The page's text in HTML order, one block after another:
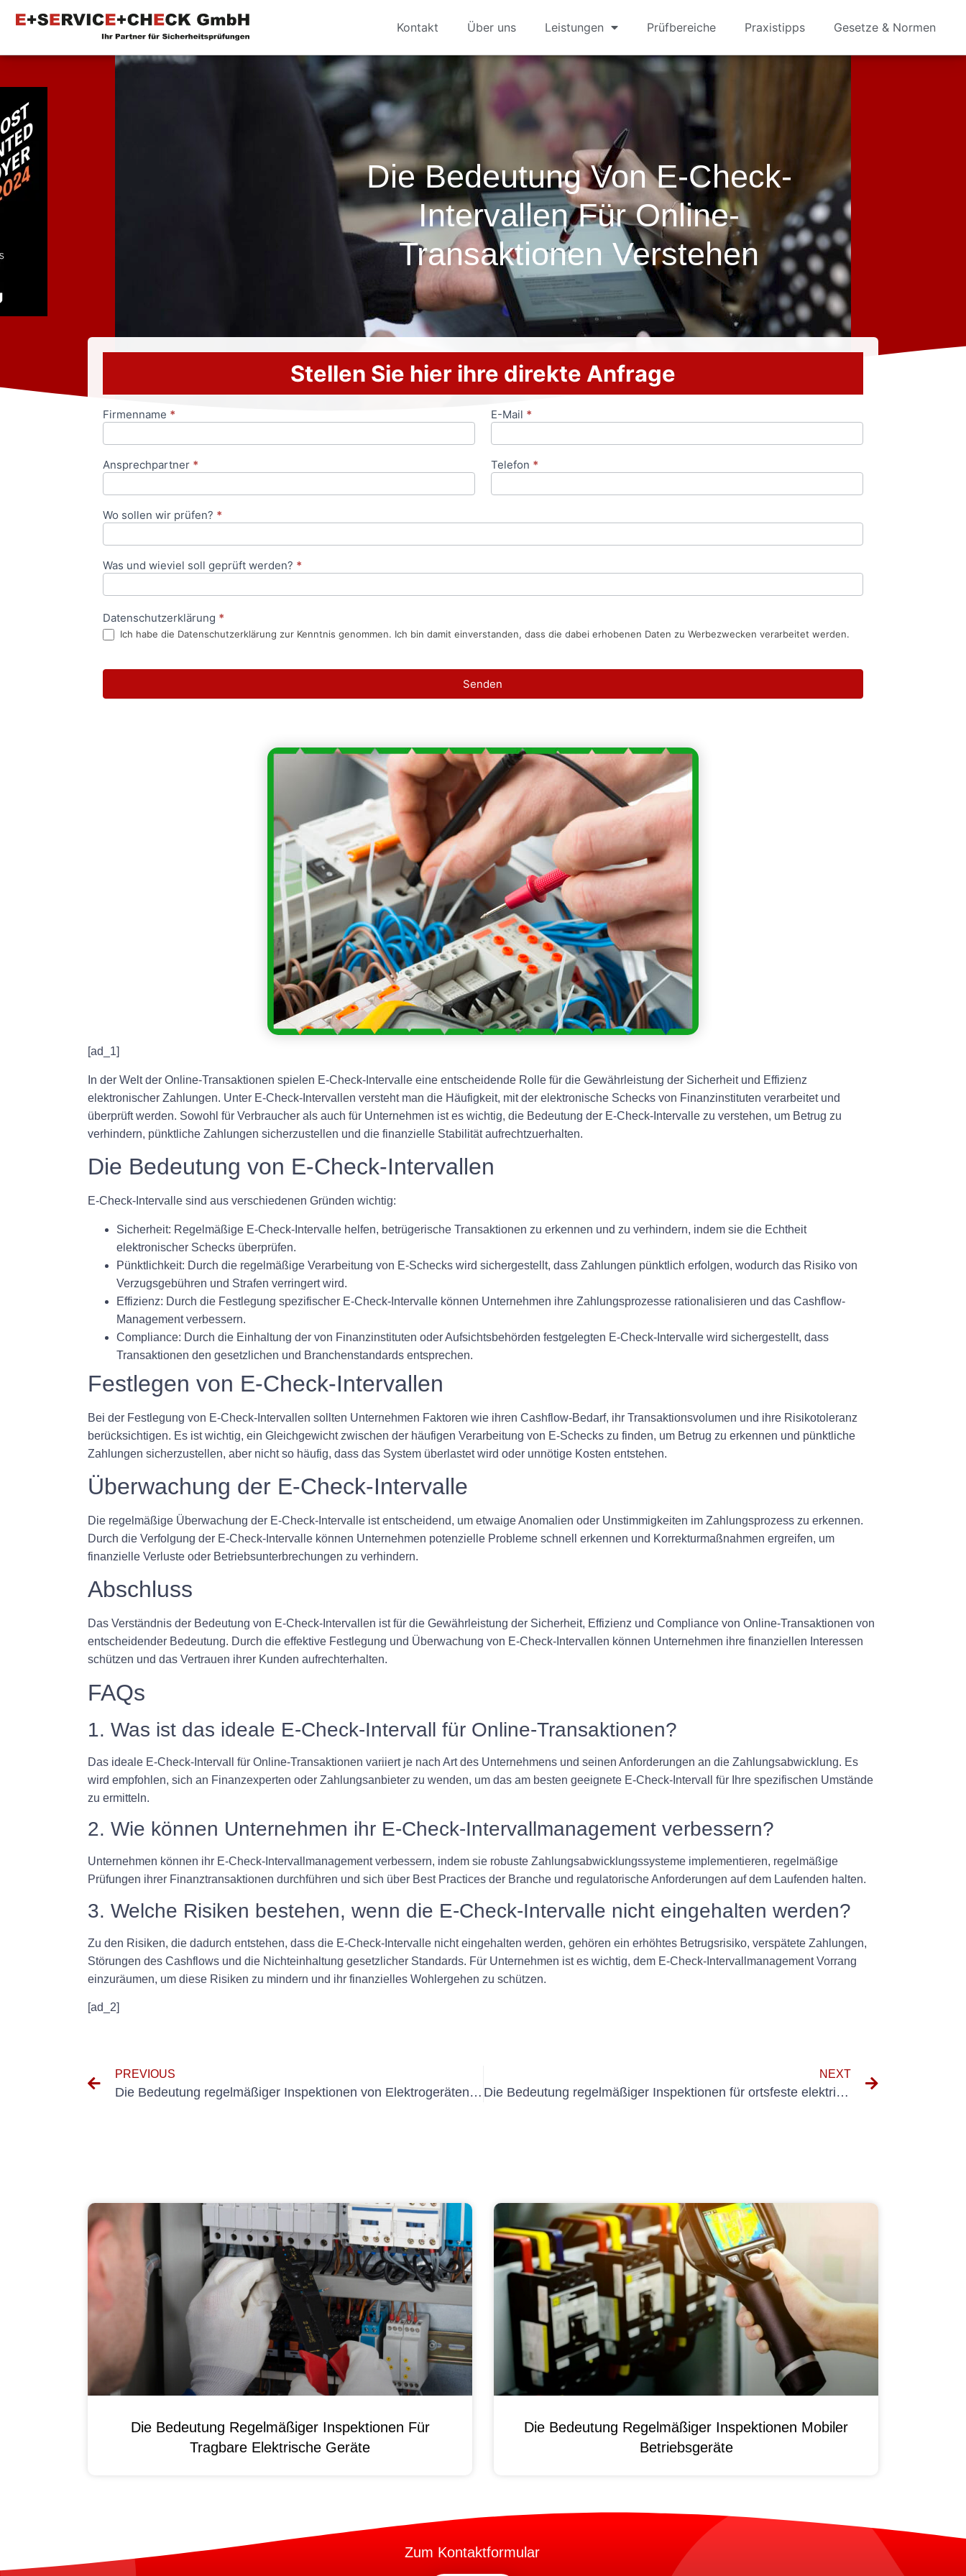
Kontakt Über uns Leistungen Prüfbereiche Praxistipps Gesetze & Normen
Die Bedeutung Von E-Check-
Intervallen Für Online-
Transaktionen Verstehen
Stellen Sie hier ihre direkte Anfrage
Anfrageformular
Firmenname * E-Mail *
Ansprechpartner * Telefon *
Wo sollen wir prüfen? *
Was und wieviel soll geprüft werden? *
Datenschutzerklärung *
Ich habe die Datenschutzerklärung zur Kenntnis genommen. Ich bin damit einverstanden, dass die dabei erhobenen Daten zu Werbezwecken verarbeitet werden.
Senden
[ad_1]
In der Welt der Online-Transaktionen spielen E-Check-Intervalle eine entscheidende Rolle für die Gewährleistung der Sicherheit und Effizienz
elektronischer Zahlungen. Unter E-Check-Intervallen versteht man die Häufigkeit, mit der elektronische Schecks von Finanzinstituten verarbeitet und
überprüft werden. Sowohl für Verbraucher als auch für Unternehmen ist es wichtig, die Bedeutung der E-Check-Intervalle zu verstehen, um Betrug zu
verhindern, pünktliche Zahlungen sicherzustellen und die finanzielle Stabilität aufrechtzuerhalten.
Die Bedeutung von E-Check-Intervallen
E-Check-Intervalle sind aus verschiedenen Gründen wichtig:
Sicherheit: Regelmäßige E-Check-Intervalle helfen, betrügerische Transaktionen zu erkennen und zu verhindern, indem sie die Echtheit
elektronischer Schecks überprüfen.
Pünktlichkeit: Durch die regelmäßige Verarbeitung von E-Schecks wird sichergestellt, dass Zahlungen pünktlich erfolgen, wodurch das Risiko von
Verzugsgebühren und Strafen verringert wird.
Effizienz: Durch die Festlegung spezifischer E-Check-Intervalle können Unternehmen ihre Zahlungsprozesse rationalisieren und das Cashflow-
Management verbessern.
Compliance: Durch die Einhaltung der von Finanzinstituten oder Aufsichtsbehörden festgelegten E-Check-Intervalle wird sichergestellt, dass
Transaktionen den gesetzlichen und Branchenstandards entsprechen.
Festlegen von E-Check-Intervallen
Bei der Festlegung von E-Check-Intervallen sollten Unternehmen Faktoren wie ihren Cashflow-Bedarf, ihr Transaktionsvolumen und ihre Risikotoleranz
berücksichtigen. Es ist wichtig, ein Gleichgewicht zwischen der häufigen Verarbeitung von E-Schecks zu finden, um Betrug zu erkennen und pünktliche
Zahlungen sicherzustellen, aber nicht so häufig, dass das System überlastet wird oder unnötige Kosten entstehen.
Überwachung der E-Check-Intervalle
Die regelmäßige Überwachung der E-Check-Intervalle ist entscheidend, um etwaige Anomalien oder Unstimmigkeiten im Zahlungsprozess zu erkennen.
Durch die Verfolgung der E-Check-Intervalle können Unternehmen potenzielle Probleme schnell erkennen und Korrekturmaßnahmen ergreifen, um
finanzielle Verluste oder Betriebsunterbrechungen zu verhindern.
Abschluss
Das Verständnis der Bedeutung von E-Check-Intervallen ist für die Gewährleistung der Sicherheit, Effizienz und Compliance von Online-Transaktionen von
entscheidender Bedeutung. Durch die effektive Festlegung und Überwachung von E-Check-Intervallen können Unternehmen ihre finanziellen Interessen
schützen und das Vertrauen ihrer Kunden aufrechterhalten.
FAQs
1. Was ist das ideale E-Check-Intervall für Online-Transaktionen?
Das ideale E-Check-Intervall für Online-Transaktionen variiert je nach Art des Unternehmens und seinen Anforderungen an die Zahlungsabwicklung. Es
wird empfohlen, sich an Finanzexperten oder Zahlungsanbieter zu wenden, um das am besten geeignete E-Check-Intervall für Ihre spezifischen Umstände
zu ermitteln.
2. Wie können Unternehmen ihr E-Check-Intervallmanagement verbessern?
Unternehmen können ihr E-Check-Intervallmanagement verbessern, indem sie robuste Zahlungsabwicklungssysteme implementieren, regelmäßige
Prüfungen ihrer Finanztransaktionen durchführen und sich über Best Practices der Branche und regulatorische Anforderungen auf dem Laufenden halten.
3. Welche Risiken bestehen, wenn die E-Check-Intervalle nicht eingehalten werden?
Zu den Risiken, die dadurch entstehen, dass die E-Check-Intervalle nicht eingehalten werden, gehören ein erhöhtes Betrugsrisiko, verspätete Zahlungen,
Störungen des Cashflows und die Nichteinhaltung gesetzlicher Standards. Für Unternehmen ist es wichtig, dem E-Check-Intervallmanagement Vorrang
einzuräumen, um diese Risiken zu mindern und ihr finanzielles Wohlergehen zu schützen.
[ad_2]
PREVIOUS
Die Bedeutung regelmäßiger Inspektionen von Elektrogeräten: Die BGV A3-Vorschriften verstehen
NEXT
Die Bedeutung regelmäßiger Inspektionen für ortsfeste elektrische Geräte
Die Bedeutung Regelmäßiger Inspektionen Für
Tragbare Elektrische Geräte
Die Bedeutung Regelmäßiger Inspektionen Mobiler
Betriebsgeräte
Zum Kontaktformular